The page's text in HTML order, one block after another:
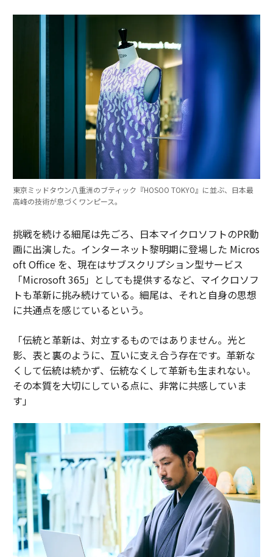
東京ミッドタウン八重洲のブティック『HOSOO TOKYO』に並ぶ、日本最
高峰の技術が息づくワンピース。
挑戦を続ける細尾は先ごろ、日本マイクロソフトのPR動
画に出演した。インターネット黎明期に登場した Micros
oft Office を、現在はサブスクリプション型サービス
「Microsoft 365」としても提供するなど、マイクロソフ
トも革新に挑み続けている。細尾は、それと自身の思想
に共通点を感じているという。
「伝統と革新は、対立するものではありません。光と
影、表と裏のように、互いに支え合う存在です。革新な
くして伝統は続かず、伝統なくして革新も生まれない。
その本質を大切にしている点に、非常に共感していま
す」